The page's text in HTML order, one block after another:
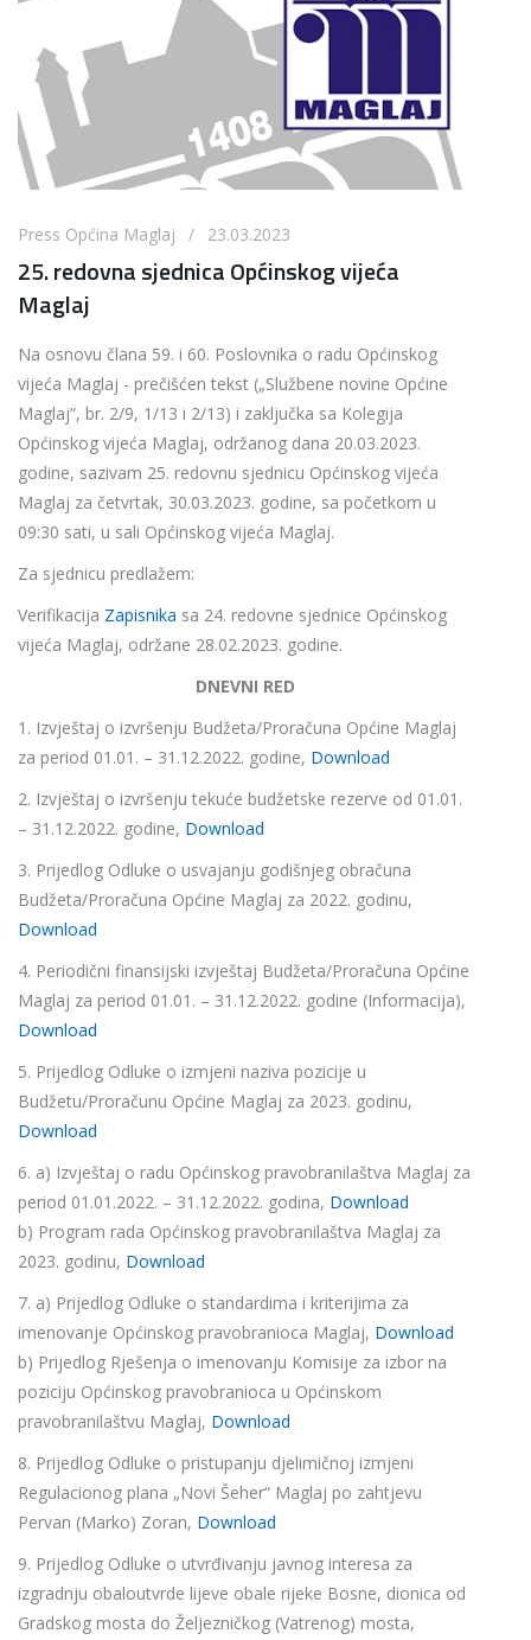
Press Općina Maglaj / 23.03.2023
25. redovna sjednica Općinskog vijeća
Maglaj
Na osnovu člana 59. i 60. Poslovnika o radu Općinskog
vijeća Maglaj - prečišćen tekst („Službene novine Općine
Maglaj“, br. 2/9, 1/13 i 2/13) i zaključka sa Kolegija
Općinskog vijeća Maglaj, održanog dana 20.03.2023.
godine, sazivam 25. redovnu sjednicu Općinskog vijeća
Maglaj za četvrtak, 30.03.2023. godine, sa početkom u
09:30 sati, u sali Općinskog vijeća Maglaj.
Za sjednicu predlažem:
Verifikacija Zapisnika sa 24. redovne sjednice Općinskog
vijeća Maglaj, održane 28.02.2023. godine.
DNEVNI RED
1. Izvještaj o izvršenju Budžeta/Proračuna Općine Maglaj
za period 01.01. – 31.12.2022. godine, Download
2. Izvještaj o izvršenju tekuće budžetske rezerve od 01.01.
– 31.12.2022. godine, Download
3. Prijedlog Odluke o usvajanju godišnjeg obračuna
Budžeta/Proračuna Općine Maglaj za 2022. godinu,
Download
4. Periodični finansijski izvještaj Budžeta/Proračuna Općine
Maglaj za period 01.01. – 31.12.2022. godine (Informacija),
Download
5. Prijedlog Odluke o izmjeni naziva pozicije u
Budžetu/Proračunu Općine Maglaj za 2023. godinu,
Download
6. a) Izvještaj o radu Općinskog pravobranilaštva Maglaj za
period 01.01.2022. – 31.12.2022. godina, Download
b) Program rada Općinskog pravobranilaštva Maglaj za
2023. godinu, Download
7. a) Prijedlog Odluke o standardima i kriterijima za
imenovanje Općinskog pravobranioca Maglaj, Download
b) Prijedlog Rješenja o imenovanju Komisije za izbor na
poziciju Općinskog pravobranioca u Općinskom
pravobranilaštvu Maglaj, Download
8. Prijedlog Odluke o pristupanju djelimičnoj izmjeni
Regulacionog plana „Novi Šeher“ Maglaj po zahtjevu
Pervan (Marko) Zoran, Download
9. Prijedlog Odluke o utvrđivanju javnog interesa za
izgradnju obaloutvrde lijeve obale rijeke Bosne, dionica od
Gradskog mosta do Željezničkog (Vatrenog) mosta,